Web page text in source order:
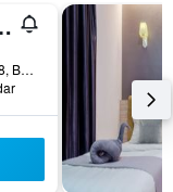
Sunway
No. 23, Jalan Pjs 11/28, Bandar Sunway Metro, Subang Jaya, Malaysia